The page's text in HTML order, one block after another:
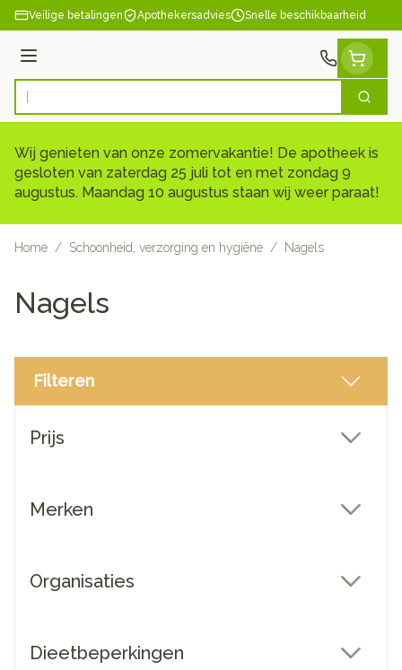
Ga naar de inhoud
Veilige betalingen Apothekersadvies Snelle beschikbaarheid
Menu
Product, merk, categorie... Zoek
Wij genieten van onze zomervakantie! De apotheek is
gesloten van zaterdag 25 juli tot en met zondag 9
augustus. Maandag 10 augustus staan wij weer paraat!
Home / Schoonheid, verzorging en hygiëne / Nagels
Nagels
Filteren
Prijs
Merken
Organisaties
Dieetbeperkingen